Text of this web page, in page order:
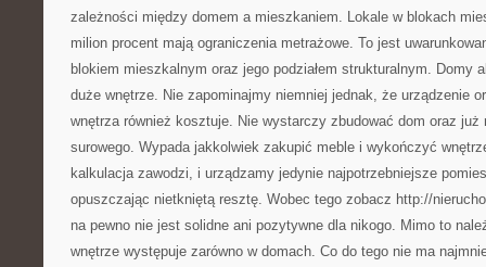
zależności między domem a mieszkaniem. Lokale w blokach
milion procent mają ograniczenia metrażowe. To jest
blokiem mieszkalnym oraz jego podziałem strukturalnym. Domy
duże wnętrze. Nie zapominajmy niemniej jednak, że urządzenie
wnętrza również kosztuje. Nie wystarczy zbudować dom oraz już
surowego. Wypada jakkolwiek zakupić meble i wykończyć
kalkulacja zawodzi, i urządzamy jedynie najpotrzebniejsze
opuszczając nietkniętą resztę. Wobec tego zobacz http://
na pewno nie jest solidne ani pozytywne dla nikogo. Mimo to
wnętrze występuje zarówno w domach. Co do tego nie ma